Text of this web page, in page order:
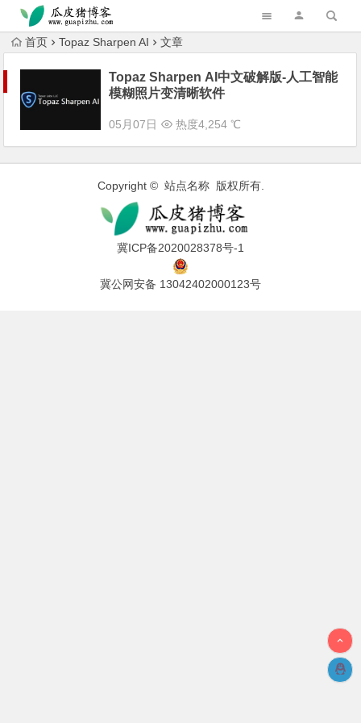
跳转到主内容
首页 Topaz Sharpen AI 文章
Topaz Sharpen AI中文破解版-人工智能
模糊照片变清晰软件
05月07日 热度4,254 ℃
Copyright © 站点名称 版权所有.
冀ICP备2020028378号-1
冀公网安备 13042402000123号